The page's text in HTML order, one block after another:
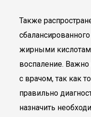
Также
жирными
воспаление. Важно
с врачом, так как
правильно
назначить